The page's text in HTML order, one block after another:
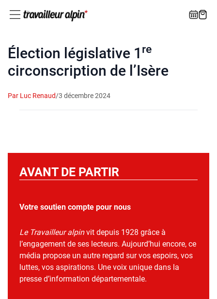
Élection législative 1 re
circonscription de l’Isère
Par Luc Renaud/3 décembre 2024
AVANT DE PARTIR
Votre soutien compte pour nous
Le Travailleur alpinvit depuis 1928 grâce à
l’engagement de ses lecteurs. Aujourd’hui encore, ce
média propose un autre regard sur vos espoirs, vos
luttes, vos aspirations. Une voix unique dans la
presse d’information départementale.